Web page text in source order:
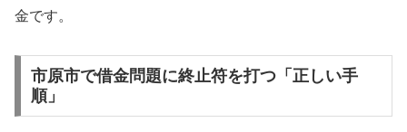
金です。
市原市で借金問題に終止符を打つ「正しい手
順」